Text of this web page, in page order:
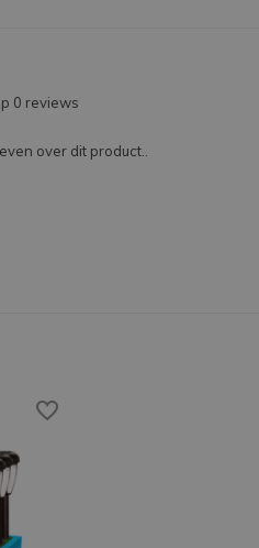
0 reviews
over dit product..